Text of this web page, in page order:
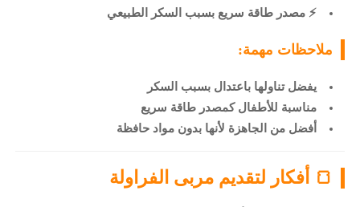
⚡ مصدر طاقة سريع بسبب السكر الطبيعي
ملاحظات مهمة:
يفضل تناولها باعتدال بسبب السكر
مناسبة للأطفال كمصدر طاقة سريع
أفضل من الجاهزة لأنها بدون مواد حافظة
🍞 أفكار لتقديم مربى الفراولة